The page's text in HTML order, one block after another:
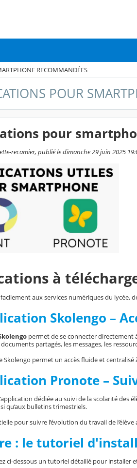
RECOMMANDÉES
POUR
pour
recamier, publié le dimanche 29 juin 2025
à
aux services numériques du
Skolengo –
permet de se connecter directement
partagés, les messages, les
Skolengo permet un accès fluide et
Pronote –
dédiée au suivi de la scolarité des
qu’aux bulletins trimestriels.
pour suivre l’évolution du travail de
: le tutoriel
ci-dessous un tutoriel détaillé pour installer